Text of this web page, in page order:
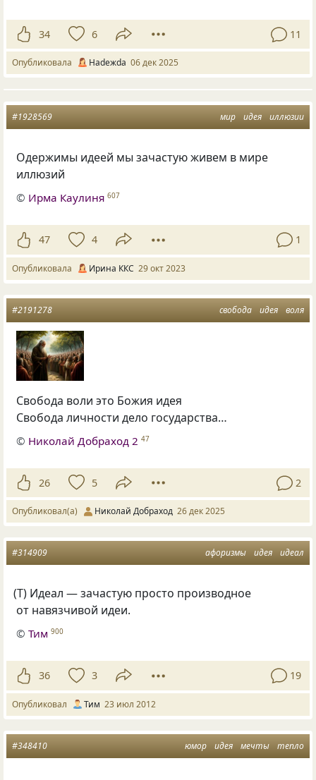
34 6 11
Опубликовала Нadeжda 06 дек 2025
мир идея иллюзии
#1928569
Одержимы идеей мы зачастую живем в мире
иллюзий
© Ирма Каулиня 607
47 4 1
Опубликовала Ирина ККС 29 окт 2023
свобода идея воля
#2191278
Свобода воли это Божия идея
Свобода личности дело государства…
© Николай Добраход 2 47
26 5 2
Опубликовал(а) Николай Добраход 26 дек 2025
афоризмы идея идеал
#314909
(Т) Идеал — зачастую просто производное
от навязчивой идеи.
©Тим 900
36 3 19
Опубликовал Тим 23 июл 2012
юмор идея мечты тепло
#348410